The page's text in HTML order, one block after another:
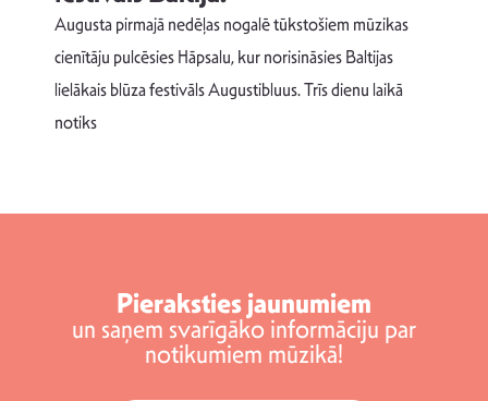
Augusta pirmajā nedēļas nogalē tūkstošiem mūzikas
cienītāju pulcēsies Hāpsalu, kur norisināsies Baltijas
lielākais blūza festivāls Augustibluus. Trīs dienu laikā
notiks
Pieraksties jaunumiem
un saņem svarīgāko informāciju par
notikumiem mūzikā!